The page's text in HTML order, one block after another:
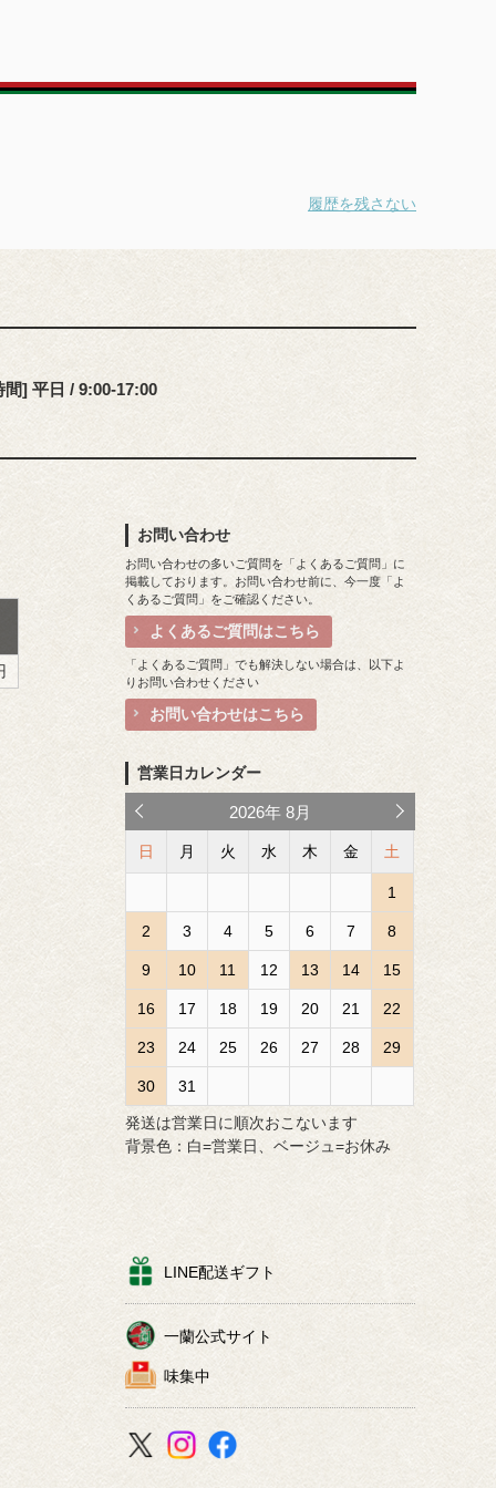
履歴を残さない
間] 平日 / 9:00-17:00
お問い合わせ
お問い合わせの多いご質問を「よくあるご質問」に
掲載しております。お問い合わせ前に、今一度「よ
くあるご質問」をご確認ください。
よくあるご質問はこちら
「よくあるご質問」でも解決しない場合は、以下よ
りお問い合わせください
お問い合わせはこちら
営業日カレンダー
2026年 8月
日 月 火 水 木 金 土
1
2 3 4 5 6 7 8
9 10 11 12 13 14 15
16 17 18 19 20 21 22
23 24 25 26 27 28 29
30 31
発送は営業日に順次おこないます
背景色：白=営業日、ベージュ=お休み
LINE配送ギフト
一蘭公式サイト
味集中